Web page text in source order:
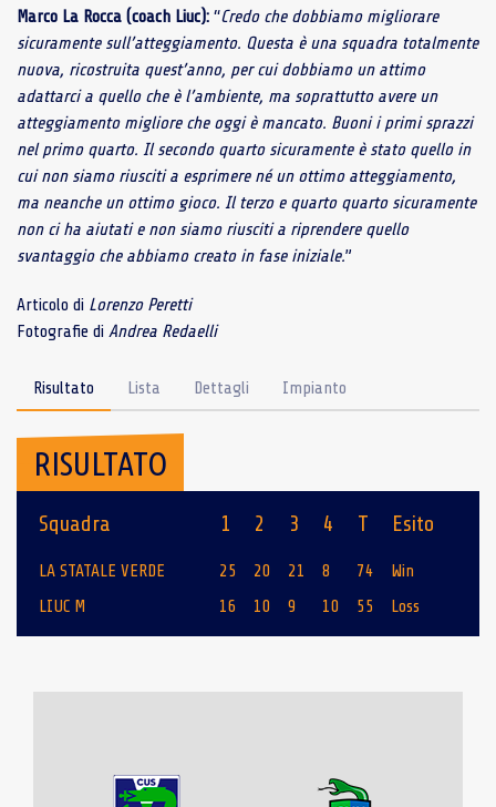
Marco La Rocca (coach Liuc): “Credo che dobbiamo migliorare
sicuramente sull’atteggiamento. Questa è una squadra totalmente
nuova, ricostruita quest’anno, per cui dobbiamo un attimo
adattarci a quello che è l’ambiente, ma soprattutto avere un
atteggiamento migliore che oggi è mancato. Buoni i primi sprazzi
nel primo quarto. Il secondo quarto sicuramente è stato quello in
cui non siamo riusciti a esprimere né un ottimo atteggiamento,
ma neanche un ottimo gioco. Il terzo e quarto quarto sicuramente
non ci ha aiutati e non siamo riusciti a riprendere quello
svantaggio che abbiamo creato in fase iniziale.”
Articolo di Lorenzo Peretti
Fotografie di Andrea Redaelli
Risultato Lista Dettagli Impianto
RISULTATO
Squadra 1 2 3 4 T Esito
LA STATALE VERDE 25 20 21 8 74
Win
LIUC M
16 10 9 10 55 Loss